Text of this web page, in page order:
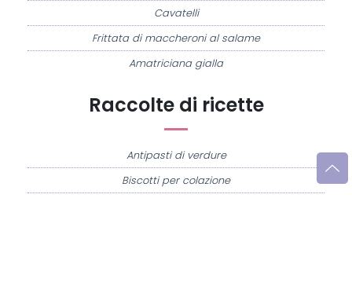
Raccolte di ricette
Antipasti di verdure
Biscotti per colazione
Cavatelli
Frittata di maccheroni al salame
Amatriciana gialla